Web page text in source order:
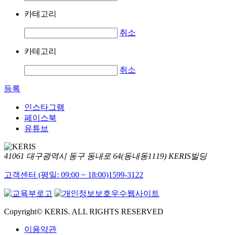
카테고리
취소
카테고리
취소
등록
인스타그램
페이스북
유튜브
41061 대구광역시 동구 동내로 64(동내동1119) KERIS빌딩
고객센터 (평일: 09:00 ~ 18:00)1599-3122
Copyright© KERIS. ALL RIGHTS RESERVED
이용약관